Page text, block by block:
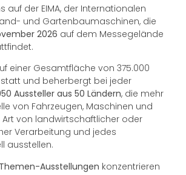
auf der EIMA, der Internationalen
und Gartenbaumaschinen, die
2026 auf dem Messegelände
einer Gesamtfläche von 375.000
und beherbergt bei jeder
Aussteller aus 50 Ländern, die mehr
von Fahrzeugen, Maschinen und
von landwirtschaftlicher oder
Verarbeitung und jedes
ausstellen.
Ausstellungen konzentrieren